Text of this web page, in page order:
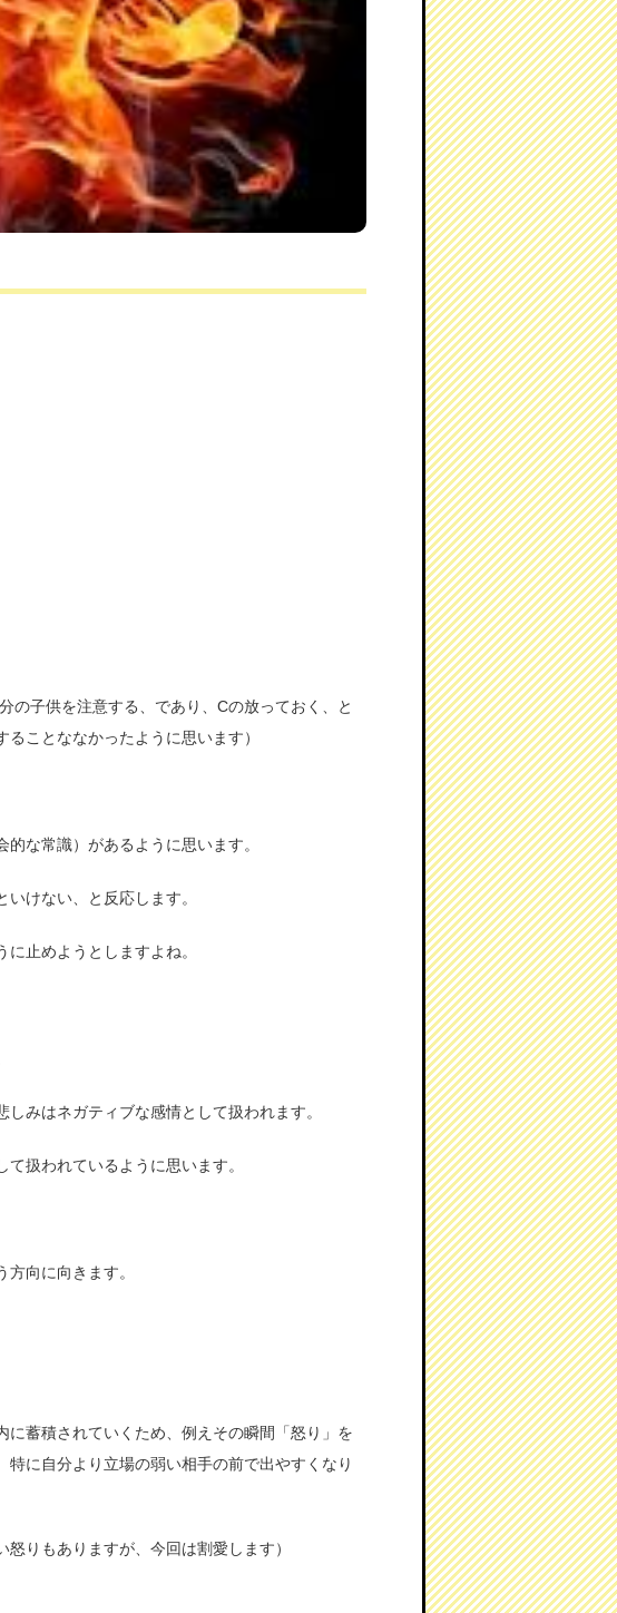
の子供を注意する、であり、Cの放っておく、と
ことななかったように思います）
な常識）があるように思います。
けない、と反応します。
止めようとしますよね。
みはネガティブな感情として扱われます。
扱われているように思います。
向に向きます。
蓄積されていくため、例えその瞬間「怒り」を
に自分より立場の弱い相手の前で出やすくなり
りもありますが、今回は割愛します）